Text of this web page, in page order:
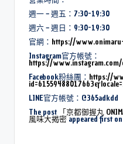
週一 ~ 週五：7:30-19:30
週六 ~ 週日：9:30-19:30
官網： https://
Instagram官方帳號：
https://
Facebook粉絲團： https://
LINE官方帳號：@365adkdd
The post
「京都御握丸
風味大揭密appeared first on